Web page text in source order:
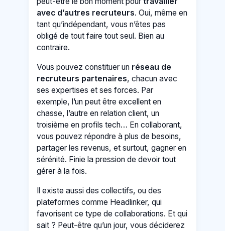
avec d’autres recruteurs. Oui, même en
tant qu’indépendant, vous n’êtes pas
obligé de tout faire tout seul. Bien au
contraire.
Vous pouvez constituer un réseau de
recruteurs partenaires, chacun avec
ses expertises et ses forces. Par
exemple, l’un peut être excellent en
chasse, l’autre en relation client, un
troisième en profils tech… En collaborant,
vous pouvez répondre à plus de besoins,
partager les revenus, et surtout, gagner en
sérénité. Finie la pression de devoir tout
gérer à la fois.
Il existe aussi des collectifs, ou des
plateformes comme Headlinker, qui
favorisent ce type de collaborations. Et qui
sait ? Peut-être qu’un jour, vous déciderez